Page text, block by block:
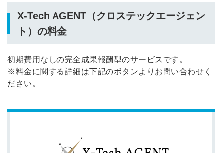
X-Tech AGENT（クロステックエージェン
ト）の料金
初期費用なしの完全成果報酬型のサービスです。
※料金に関する詳細は下記のボタンよりお問い合わせく
ださい。